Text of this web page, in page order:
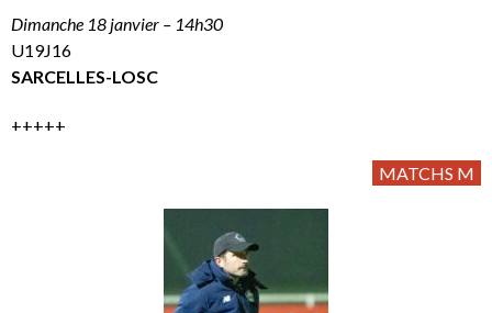
Dimanche 18 janvier – 14h30
U19J16
SARCELLES-LOSC
+++++
MATCHS M